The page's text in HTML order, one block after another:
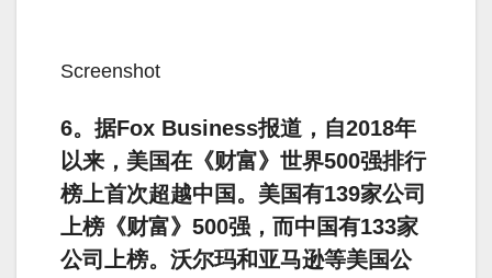
Screenshot
6。据Fox Business报道，自2018年
以来，美国在《财富》世界500强排行
榜上首次超越中国。 美国有139家公司
上榜《财富》500强，而中国有133家
公司上榜。 沃尔玛和亚马逊等美国公